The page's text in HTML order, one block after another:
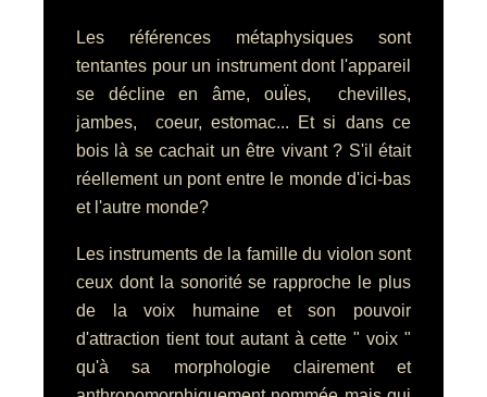
Les références métaphysiques sont
tentantes pour un instrument dont l'appareil
se décline en âme, ouÏes, chevilles,
jambes, coeur, estomac... Et si dans ce
bois là se cachait un être vivant ? S'il était
réellement un pont entre le monde d'ici-bas
et l'autre monde?
Les instruments de la famille du violon sont
ceux dont la sonorité se rapproche le plus
de la voix humaine et son pouvoir
d'attraction tient tout autant à cette " voix "
qu'à sa morphologie clairement et